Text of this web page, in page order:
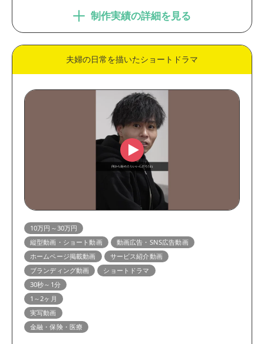
業界
コンサルティング・WEB制
不動産・建築・建設
サービス
動画の尺
30秒～1分
3分以上
1ヶ月未満
1～2ヶ月
2ヶ月以上
制作実績の詳細を見る
夫婦の日常を描いたショートドラマ
10万円～30万円
縦型動画・ショート動画
動画広告・SNS広告動画
ホームページ掲載動画
サービス紹介動画
ブランディング動画
ショートドラマ
30秒～1分
1～2ヶ月
実写動画
金融・保険・医療